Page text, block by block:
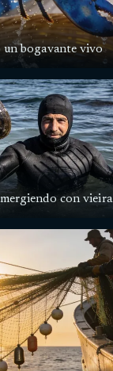
un bogavante vivo
con vieira